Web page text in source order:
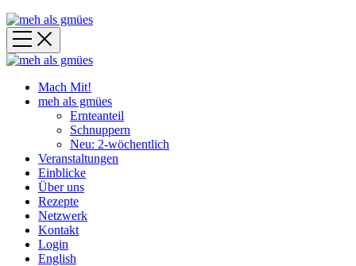
Mach Mit!
meh als gmües
Ernteanteil
Schnuppern
Neu: 2-wöchentlich
Veranstaltungen
Einblicke
Über uns
Rezepte
Netzwerk
Kontakt
Login
English